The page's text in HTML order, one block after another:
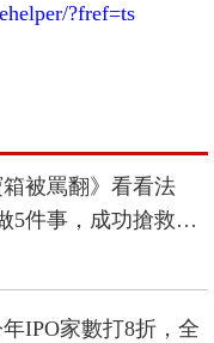
?fref=ts
被罵翻》看看法
5件事，成功搶救出
IPO家數打8折，全